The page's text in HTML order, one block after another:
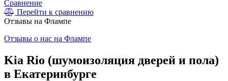
Сравнение
Перейти к сравнению
Отзывы на Флампе
Отзывы о нас на Флампе
Kia Rio (шумоизоляция дверей и пола)
в Екатеринбурге